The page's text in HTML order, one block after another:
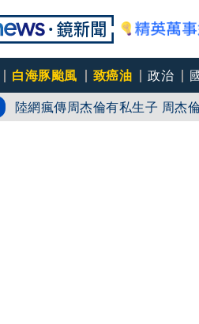
白海豚颱風 致癌油 政治
陸網瘋傳周杰倫有私生子 周杰
攜手